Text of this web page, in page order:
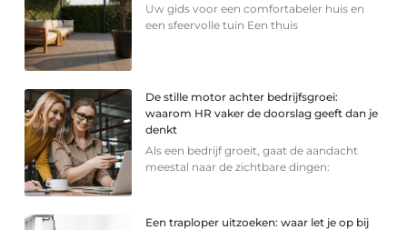
Uw gids voor een comfortabeler huis en
een sfeervolle tuin Een thuis
De stille motor achter bedrijfsgroei:
waarom HR vaker de doorslag geeft dan je
denkt
Als een bedrijf groeit, gaat de aandacht
meestal naar de zichtbare dingen:
Een traploper uitzoeken: waar let je op bij